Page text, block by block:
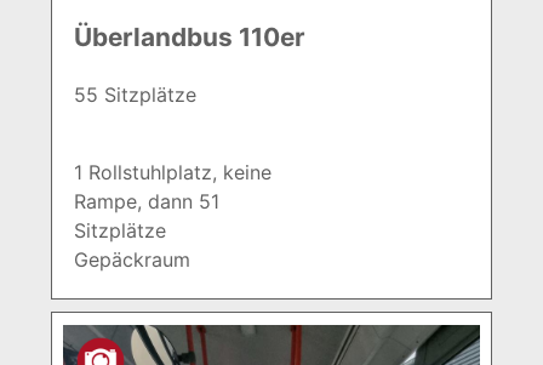
Überlandbus 110er
55 Sitzplätze
1 Rollstuhlplatz, keine
Rampe, dann 51
Sitzplätze
Gepäckraum